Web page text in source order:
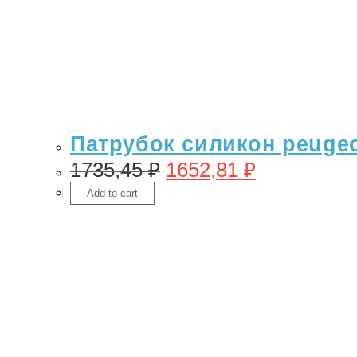
Патрубок силикон
1735,45₽ 1652,81 ₽
Add to cart